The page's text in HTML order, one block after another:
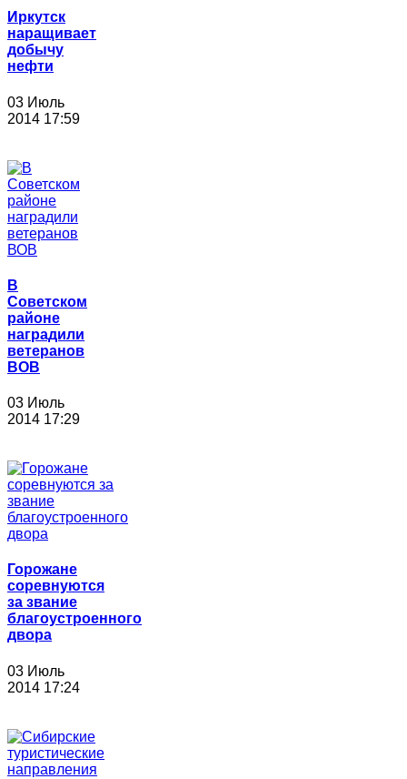
Иркутск
наращивает
добычу
нефти
03 Июль
2014 17:59
В
Советском
районе
наградили
ветеранов
ВОВ
03 Июль
2014 17:29
Горожане
соревнуются
за звание
благоустроенного
двора
03 Июль
2014 17:24